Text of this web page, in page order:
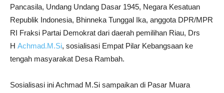
Pancasila, Undang Undang Dasar 1945, Negara Kesatuan
Republik Indonesia, Bhinneka Tunggal Ika, anggota DPR/MPR
RI Fraksi Partai Demokrat dari daerah pemilihan Riau, Drs
H Achmad.M.Si, sosialisasi Empat Pilar Kebangsaan ke
tengah masyarakat Desa Rambah.
Sosialisasi ini Achmad M.Si sampaikan di Pasar Muara